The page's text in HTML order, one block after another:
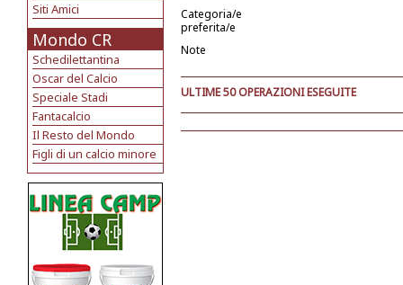
Siti Amici
Mondo CR
Schedilettantina
Oscar del Calcio
Speciale Stadi
Fantacalcio
Il Resto del Mondo
Figli di un calcio minore
Categoria/e
preferita/e
Note
ULTIME 50 OPERAZIONI ESEGUITE